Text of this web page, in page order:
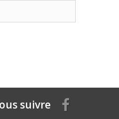
suivre